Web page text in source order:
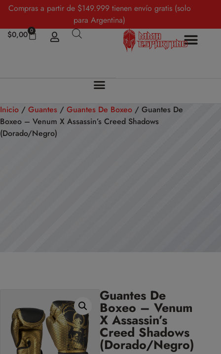
Compras a partir de $149.999 tienen envío gratis (solo
para Argentina)
$0,00 0
Inicio / Guantes / Guantes De Boxeo / Guantes De
Boxeo – Venum X Assassin’s Creed Shadows
(Dorado/Negro)
Guantes De
Boxeo – Venum
X Assassin’s
Creed Shadows
(Dorado/Negro)